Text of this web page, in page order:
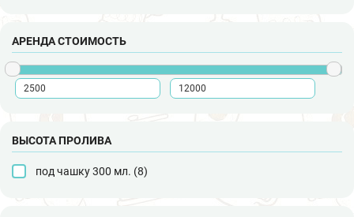
АРЕНДА СТОИМОСТЬ
ВЫСОТА ПРОЛИВА
под чашку 300 мл. (8)